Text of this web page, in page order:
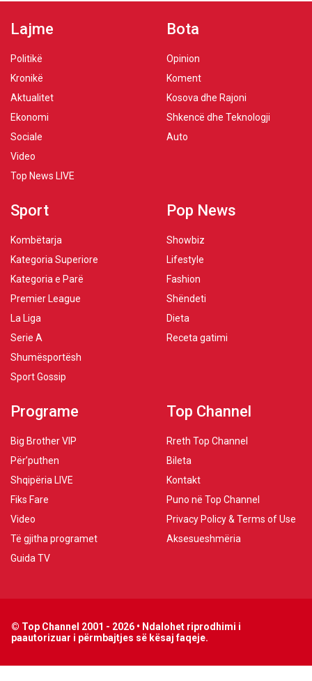
Lajme
Politikë
Kronikë
Aktualitet
Ekonomi
Sociale
Video
Top News LIVE
Bota
Opinion
Koment
Kosova dhe Rajoni
Shkencë dhe Teknologji
Auto
Sport
Kombëtarja
Kategoria Superiore
Kategoria e Parë
Premier League
La Liga
Serie A
Shumësportësh
Sport Gossip
Pop News
Showbiz
Lifestyle
Fashion
Shëndeti
Dieta
Receta gatimi
Programe
Big Brother VIP
Për’puthen
Shqipëria LIVE
Fiks Fare
Video
Të gjitha programet
Guida TV
Top Channel
Rreth Top Channel
Bileta
Kontakt
Puno në Top Channel
Privacy Policy & Terms of Use
Aksesueshmëria
© Top Channel 2001 - 2026 • Ndalohet riprodhimi i
paautorizuar i përmbajtjes së kësaj faqeje.